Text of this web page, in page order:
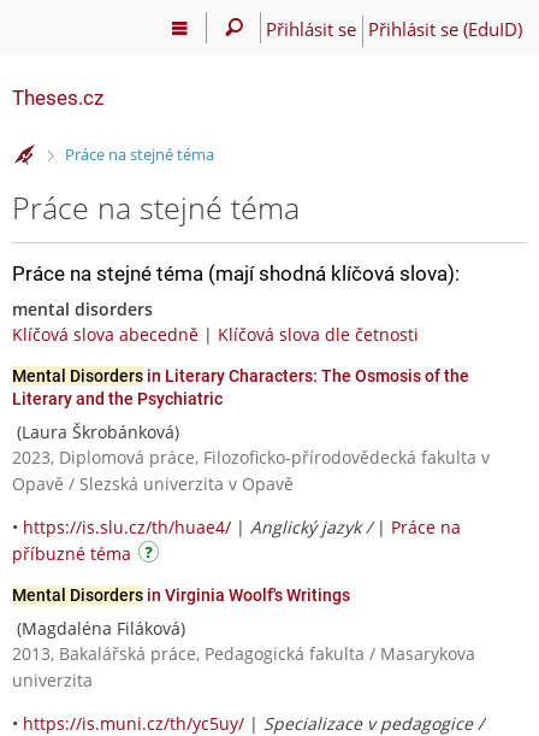
Přihlásit se Přihlásit se (EduID)
Theses.cz
>Práce na stejné téma
Práce na stejné téma
Práce na stejné téma (mají shodná klíčová slova):
mental disorders
Klíčová slova abecedně | Klíčová slova dle četnosti
Mental Disorders in Literary Characters: The Osmosis of the
Literary and the Psychiatric
(Laura Škrobánková)
2023, Diplomová práce, Filozoficko-přírodovědecká fakulta v
Opavě / Slezská univerzita v Opavě
• https://is.slu.cz/th/huae4/ | Anglický jazyk / | Práce na
příbuzné téma
Mental Disorders in Virginia Woolf's Writings
(Magdaléna Filáková)
2013, Bakalářská práce, Pedagogická fakulta / Masarykova
univerzita
• https://is.muni.cz/th/yc5uy/ | Specializace v pedagogice /